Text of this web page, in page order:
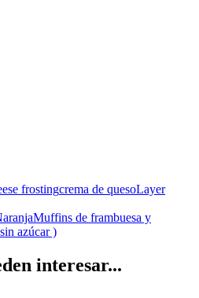
frostingcrema de quesoLayer
Muffins de frambuesa y
azúcar )
interesar...